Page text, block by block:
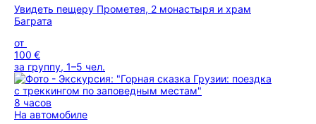
Увидеть пещеру Прометея, 2 монастыря и храм
Баграта
от
100 €
за группу, 1–5 чел.
8 часов
На автомобиле